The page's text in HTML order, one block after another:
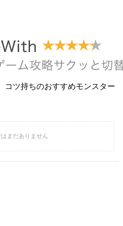
コツ持ちのおすすめモンスター